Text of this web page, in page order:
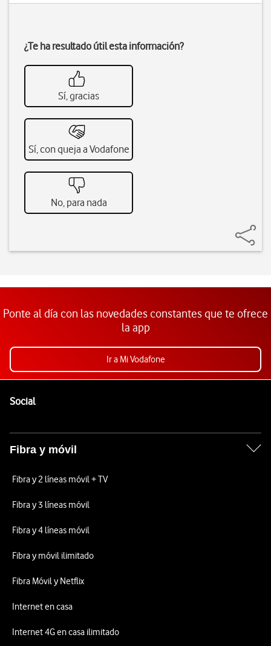
¿Te ha resultado útil esta información?
Sí, gracias
Sí, con queja a Vodafone
No, para nada
Ponte al día con las novedades constantes que te ofrece
la app
Ir a Mi Vodafone
SocialEnlaces a las redes sociales de Vodafone
Fibra y móvil
Fibra y 2 líneas móvil + TV
Fibra y 3 líneas móvil
Fibra y 4 líneas móvil
Fibra y móvil ilimitado
Fibra Móvil y Netflix
Internet en casa
Internet 4G en casa ilimitado